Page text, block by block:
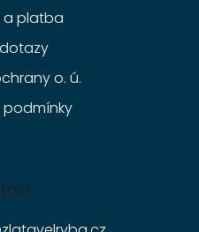
a platba
o. ú.